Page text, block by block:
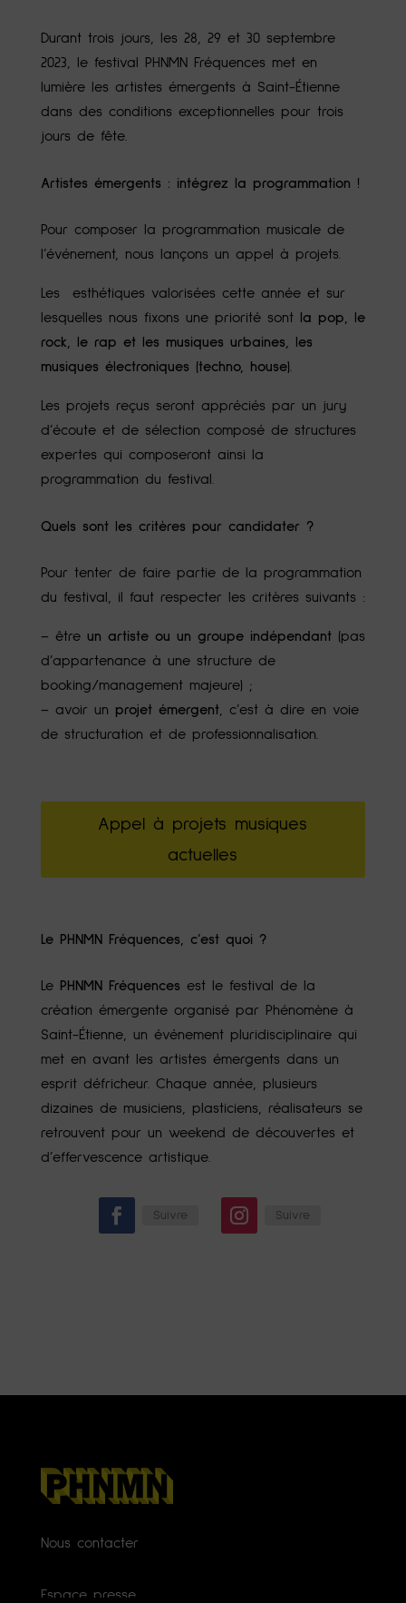
Durant trois jours, les 28, 29 et 30 septembre
2023, le festival PHNMN Fréquences met en
lumière les artistes émergents à Saint-Étienne
dans des conditions exceptionnelles pour trois
jours de fête.
Artistes émergents : intégrez la programmation !
Pour composer la programmation musicale de
l’événement, nous lançons un appel à projets.
Les esthétiques valorisées cette année et sur
lesquelles nous fixons une priorité sont
la pop, le
rock, le rap et les musiques urbaines, les
musiques électroniques (techno, house)
Les projets reçus seront appréciés par un jury
d’écoute et de sélection composé de structures
expertes qui composeront ainsi la
programmation du festival.
Quels sont les critères pour candidater ?
Pour tenter de faire partie de la programmation
du festival, il faut respecter les critères suivants :
– être un artiste ou un groupe indépendant(pas
d’appartenance à une structure de
booking/management majeure) ;
– avoir un projet émergent, c’est à dire en voie
de structuration et de professionnalisation.
Appel à projets musiques
actuelles
Le PHNMN Fréquences, c’est quoi ?
Le PHNMN Fréquences est le festival de la
création émergente organisé par Phénomène à
Saint-Étienne, un événement pluridisciplinaire qui
met en avant les artistes émergents dans un
esprit défricheur. Chaque année, plusieurs
dizaines de musiciens, plasticiens, réalisateurs se
retrouvent pour un weekend de découvertes et
d’effervescence artistique.
Suivre Suivre
Nous contacter
Espace presse